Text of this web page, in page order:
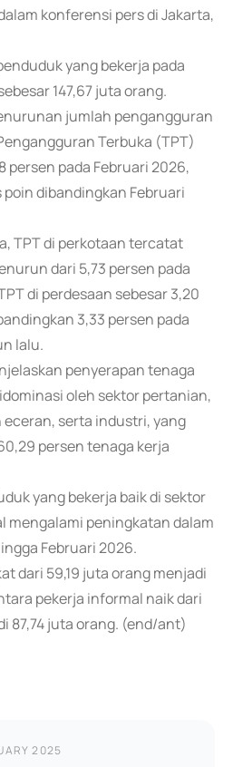
konferensi pers di Jakarta,
yang bekerja pada
147,67 juta orang.
jumlah pengangguran
Terbuka (TPT)
persen pada Februari 2026,
dibandingkan Februari
TPT di perkotaan tercatat
dari 5,73 persen pada
di perdesaan sebesar 3,20
3,33 persen pada
lalu.
penyerapan tenaga
oleh sektor pertanian,
eceran, serta industri, yang
persen tenaga kerja
yang bekerja baik di sektor
mengalami peningkatan dalam
Februari 2026.
dari 59,19 juta orang menjadi
pekerja informal naik dari
87,74 juta orang. (end/ant)
2025